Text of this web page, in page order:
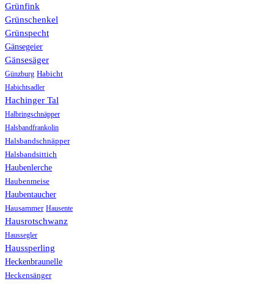
Grünfink
Grünschenkel
Grünspecht
Gänsegeier
Gänsesäger
Günzburg Habicht
Habichtsadler
Hachinger Tal
Halbringschnäpper
Halsbandfrankolin
Halsbandschnäpper
Halsbandsittich
Haubenlerche
Haubenmeise
Haubentaucher
Hausammer Hausente
Hausrotschwanz
Haussegler
Haussperling
Heckenbraunelle
Heckensänger